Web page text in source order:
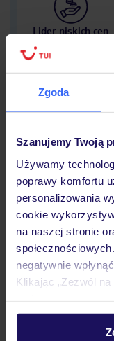
Zgoda
Szanujemy Twoją
Używamy
poprawy komfortu
personalizowania
cookie
na naszej stronie
negatywnie
Klikając „Zezwól
personalizować
Lider niskich cen
Hotel
Opinie
Pokoje
Wyżywienie